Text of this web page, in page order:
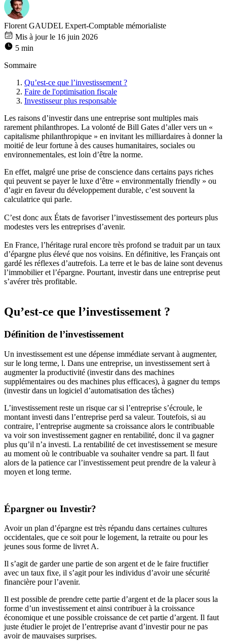
Florent GAUDEL Expert-Comptable mémorialiste
Mis à jour le 16 juin 2026
5 min
Sommaire
Qu’est-ce que l’investissement ?
Faire de l'optimisation fiscale
Investisseur plus responsable
Les raisons d’investir dans une entreprise sont multiples mais
rarement philanthropes. La volonté de Bill Gates d’aller vers un «
capitalisme philanthropique » en invitant les milliardaires à donner la
moitié de leur fortune à des causes humanitaires, sociales ou
environnementales, est loin d’être la norme.
En effet, malgré une prise de conscience dans certains pays riches
qui peuvent se payer le luxe d’être « environmentally friendly » ou
d’agir en faveur du développement durable, c’est souvent la
calculatrice qui parle.
C’est donc aux États de favoriser l’investissement des porteurs plus
modestes vers les entreprises d’avenir.
En France, l’héritage rural encore très profond se traduit par un taux
d’épargne plus élevé que nos voisins. En définitive, les Français ont
gardé les réflexes d’autrefois. La terre et le bas de laine sont devenus
l’immobilier et l’épargne. Pourtant, investir dans une entreprise peut
s’avérer très profitable.
Qu’est-ce que l’investissement ?
Définition de l’investissement
Un investissement est une dépense immédiate servant à augmenter,
sur le long terme, l. Dans une entreprise, un investissement sert à
augmenter la productivité (investir dans des machines
supplémentaires ou des machines plus efficaces), à gagner du temps
(investir dans un logiciel d’automatisation des tâches)
L’investissement reste un risque car si l’entreprise s’écroule, le
montant investi dans l’entreprise perd sa valeur. Toutefois, si au
contraire, l’entreprise augmente sa croissance alors le contribuable
va voir son investissement gagner en rentabilité, donc il va gagner
plus qu’il n’a investi. La rentabilité de cet investissement se mesure
au moment où le contribuable va souhaiter vendre sa part. Il faut
alors de la patience car l’investissement peut prendre de la valeur à
moyen et long terme.
Épargner ou Investir?
Avoir un plan d’épargne est très répandu dans certaines cultures
occidentales, que ce soit pour le logement, la retraite ou pour les
jeunes sous forme de livret A.
Il s’agit de garder une partie de son argent et de le faire fructifier
avec un taux fixe, il s’agit pour les individus d’avoir une sécurité
financière pour l’avenir.
Il est possible de prendre cette partie d’argent et de la placer sous la
forme d’un investissement et ainsi contribuer à la croissance
économique et une possible croissance de cet partie d’argent. Il faut
juste étudier le projet de l’entreprise avant d’investir pour ne pas
avoir de mauvaises surprises.